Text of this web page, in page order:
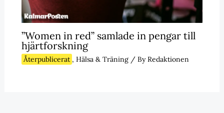
”Women in red” samlade in pengar till
hjärtforskning
Återpublicerat , Hälsa & Träning/ ByRedaktionen